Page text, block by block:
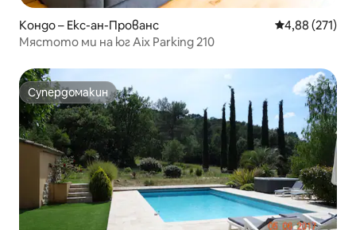
Кондо – Екс-ан-Прованс Средна
4,88 (271)
Мястото ми на юг Aix Parking 210
Супердомакин
Супердомакин